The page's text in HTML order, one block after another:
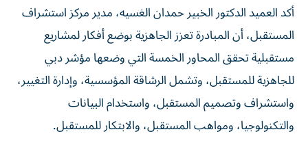
أكد العميد الدكتور الخبير حمدان الغسيه، مدير مركز استشراف
المستقبل، أن المبادرة تعزز الجاهزية بوضع أفكار لمشاريع
مستقبلية تحقق المحاور الخمسة التي وضعها مؤشر دبي
للجاهزية للمستقبل، وتشمل الرشاقة المؤسسية، وإدارة التغيير،
واستشراف وتصميم المستقبل، واستخدام البيانات
والتكنولوجيا، ومواهب المستقبل، والابتكار للمستقبل.